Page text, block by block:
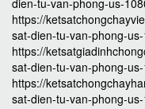
dien-tu-van-phong-us-
https://
sat-dien-tu-van-phong-
https://
sat-dien-tu-van-phong-
https://
sat-dien-tu-van-phong-